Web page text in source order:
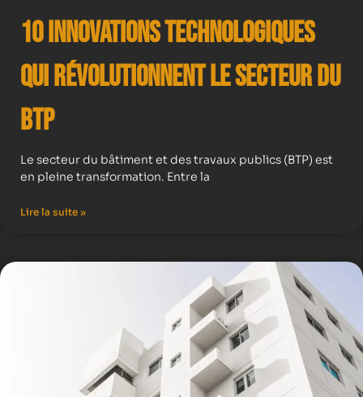
10 Innovations Technologiques
qui Révolutionnent le Secteur du
BTP
Le secteur du bâtiment et des travaux publics (BTP) est
en pleine transformation. Entre la
Lire la suite »